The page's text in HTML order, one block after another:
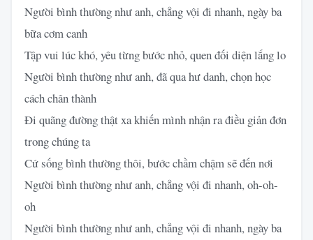
Người bình thường như anh, chẳng vội đi nhanh, ngày ba
bữa cơm canh
Tập vui lúc khó, yêu từng bước nhỏ, quen đối diện lắng lo
Người bình thường như anh, đã qua hư danh, chọn học
cách chân thành
Đi quãng đường thật xa khiến mình nhận ra điều giản đơn
trong chúng ta
Cứ sống bình thường thôi, bước chầm chậm sẽ đến nơi
Người bình thường như anh, chẳng vội đi nhanh, oh-oh-
oh
Người bình thường như anh, chẳng vội đi nhanh, ngày ba